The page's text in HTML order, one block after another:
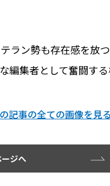
ラン勢も存在感を放
編集者として奮闘す
記事の全ての画像を見る
ジへ